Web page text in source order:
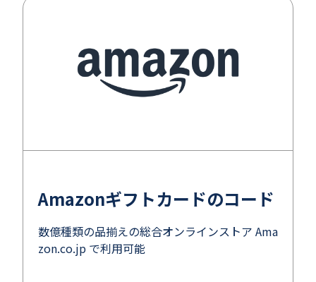
Amazonギフトカードのコード
数億種類の品揃えの総合オンラインストア Ama
zon.co.jp で利用可能